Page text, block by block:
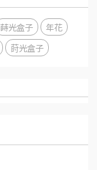
蒔光盒子
年花
莳光盒子